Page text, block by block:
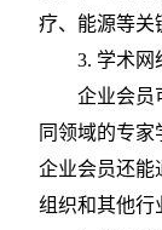
疗、能源等关
3. 学术网
企业会员
同领域的专家
企业会员还能
组织和其他行